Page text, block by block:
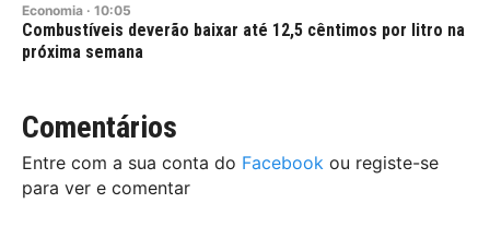
Economia · 10:05
Combustíveis deverão baixar até 12,5 cêntimos por litro na
próxima semana
Comentários
Entre com a sua conta do Facebook ou registe-se
para ver e comentar